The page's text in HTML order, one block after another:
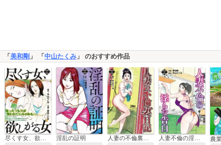
「 美和剛 」 「 中山たくみ 」 のおすすめ作品
尽くす女、欲しがる女 淫乱の証明 人妻の不倫裏日記 人妻不倫の淫らな告白